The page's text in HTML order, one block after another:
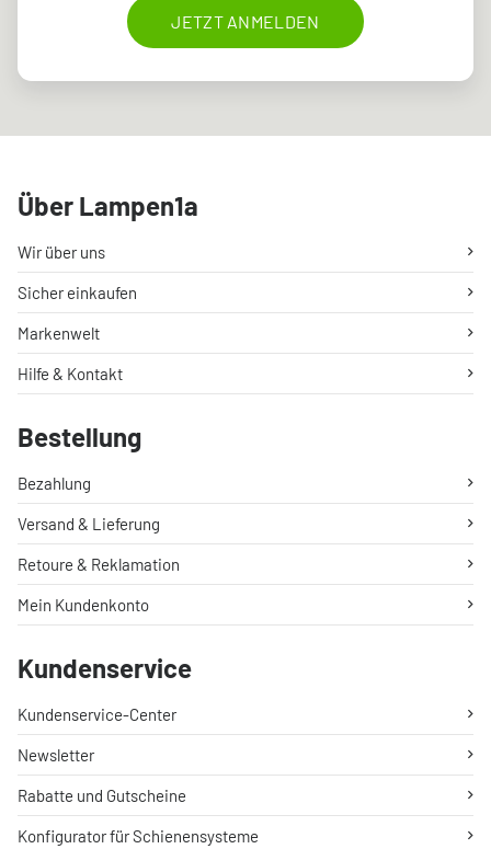
JETZT ANMELDEN
Über Lampen1a
Wir über uns
Sicher einkaufen
Markenwelt
Hilfe & Kontakt
Bestellung
Bezahlung
Versand & Lieferung
Retoure & Reklamation
Mein Kundenkonto
Kundenservice
Kundenservice-Center
Newsletter
Rabatte und Gutscheine
Konfigurator für Schienensysteme